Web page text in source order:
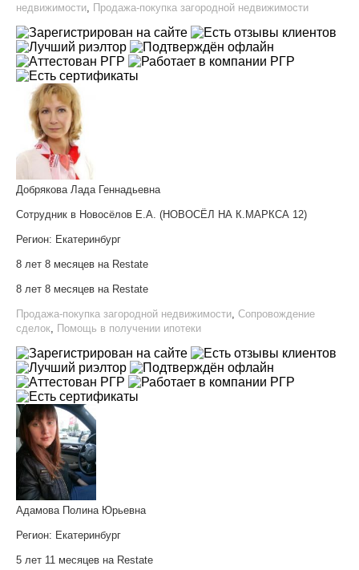
недвижимости, Продажа-покупка загородной недвижимости
Добрякова Лада Геннадьевна
Сотрудник в Новосёлов Е.А. (НОВОСЁЛ НА К.МАРКСА 12)
Регион: Екатеринбург
8 лет 8 месяцев на Restate
8 лет 8 месяцев на Restate
Продажа-покупка загородной недвижимости, Сопровождение
сделок, Помощь в получении ипотеки
Адамова Полина Юрьевна
Регион: Екатеринбург
5 лет 11 месяцев на Restate